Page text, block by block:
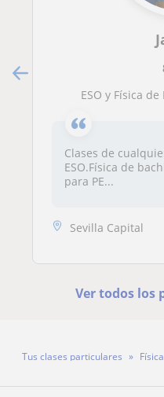
ESO y Física
Clases de
ESO.Física de
para PE...
Sevilla Capital
Ver todos los
Tus clases particulares Física